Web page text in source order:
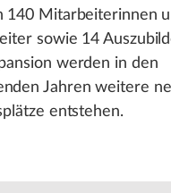
140 Mitarbeiterinnen
sowie 14
werden in den
Jahren weitere
entstehen.